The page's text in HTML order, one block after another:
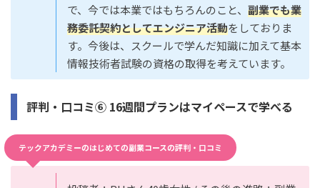
で、今では本業ではもちろんのこと、 副業でも業
務委託契約としてエンジニア活動をしておりま
す。今後は、スクールで学んだ知識に加えて基本
情報技術者試験の資格の取得を考えています。
評判・口コミ⑥ 16週間プランはマイペースで学べる
テックアカデミーのはじめての副業コースの評判・口コミ